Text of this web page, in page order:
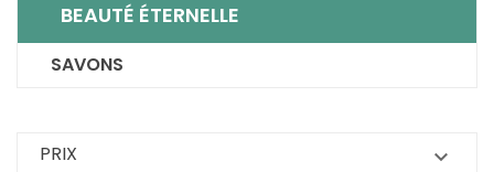
BEAUTÉ ÉTERNELLE
SAVONS
PRIX 